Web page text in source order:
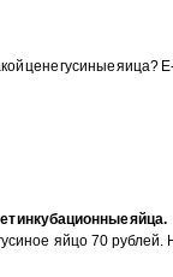
цене гусиные яица?
инкубационные яйца.
яйцо 70